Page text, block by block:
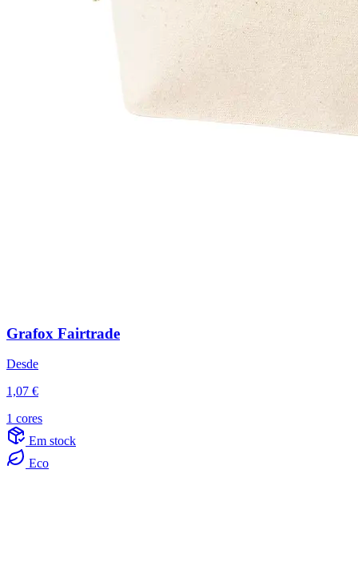
Grafox Fairtrade
Desde
1,07 €
1 cores
Em stock
Eco